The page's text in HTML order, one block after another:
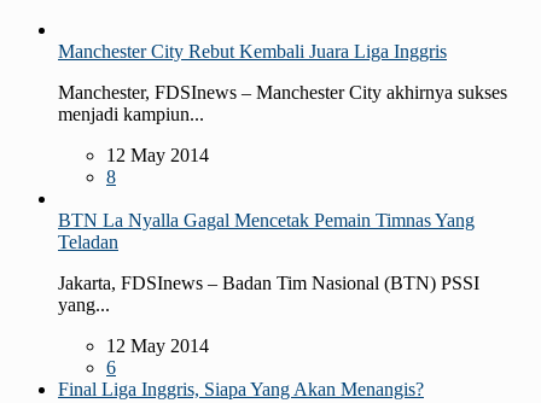
Manchester City Rebut Kembali Juara Liga Inggris
Manchester, FDSInews – Manchester City akhirnya sukses
menjadi kampiun...
12 May 2014
8
BTN La Nyalla Gagal Mencetak Pemain Timnas Yang
Teladan
Jakarta, FDSInews – Badan Tim Nasional (BTN) PSSI
yang...
12 May 2014
6
Final Liga Inggris, Siapa Yang Akan Menangis?